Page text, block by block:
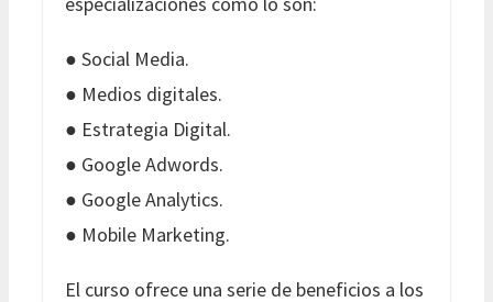
● Social Media.
● Medios digitales.
● Estrategia Digital.
● Google Adwords.
● Google Analytics.
● Mobile Marketing.
El curso ofrece una serie de beneficios a los